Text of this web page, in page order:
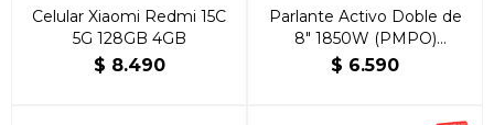
Celular Xiaomi Redmi 15C
5G 128GB 4GB
$ 8.490
Parlante Activo Doble de
8″ 1850W (PMPO)
Normende
$ 6.590